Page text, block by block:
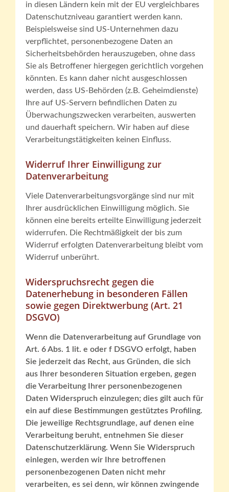
in diesen Ländern kein mit der EU vergleichbares
Datenschutzniveau garantiert werden kann.
Beispielsweise sind US-Unternehmen dazu
verpflichtet, personenbezogene Daten an
Sicherheitsbehörden herauszugeben, ohne dass
Sie als Betroffener hiergegen gerichtlich vorgehen
könnten. Es kann daher nicht ausgeschlossen
werden, dass US-Behörden (z.B. Geheimdienste)
Ihre auf US-Servern befindlichen Daten zu
Überwachungszwecken verarbeiten, auswerten
und dauerhaft speichern. Wir haben auf diese
Verarbeitungstätigkeiten keinen Einfluss.
Widerruf Ihrer Einwilligung zur
Datenverarbeitung
Viele Datenverarbeitungsvorgänge sind nur mit
Ihrer ausdrücklichen Einwilligung möglich. Sie
können eine bereits erteilte Einwilligung jederzeit
widerrufen. Die Rechtmäßigkeit der bis zum
Widerruf erfolgten Datenverarbeitung bleibt vom
Widerruf unberührt.
Widerspruchsrecht gegen die
Datenerhebung in besonderen Fällen
sowie gegen Direktwerbung (Art. 21
DSGVO)
Wenn die Datenverarbeitung auf Grundlage von
Art. 6 Abs. 1 lit. e oder f DSGVO erfolgt, haben
Sie jederzeit das Recht, aus Gründen, die sich
aus Ihrer besonderen Situation ergeben, gegen
die Verarbeitung Ihrer personenbezogenen
Daten Widerspruch einzulegen; dies gilt auch für
ein auf diese Bestimmungen gestütztes Profiling.
Die jeweilige Rechtsgrundlage, auf denen eine
Verarbeitung beruht, entnehmen Sie dieser
Datenschutzerklärung. Wenn Sie Widerspruch
einlegen, werden wir Ihre betroffenen
personenbezogenen Daten nicht mehr
verarbeiten, es sei denn, wir können zwingende